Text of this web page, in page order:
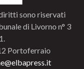
sono riservati
di Livorno n° 3
Portoferraio